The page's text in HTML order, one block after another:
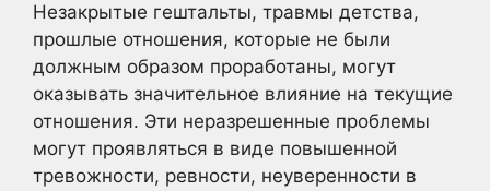
Незакрытые гештальты, травмы детства,
прошлые отношения, которые не были
должным образом проработаны, могут
оказывать значительное влияние на текущие
отношения. Эти неразрешенные проблемы
могут проявляться в виде повышенной
тревожности, ревности, неуверенности в